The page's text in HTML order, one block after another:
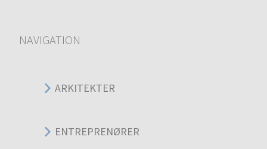
NAVIGATION
ARKITEKTER
ENTREPRENØRER